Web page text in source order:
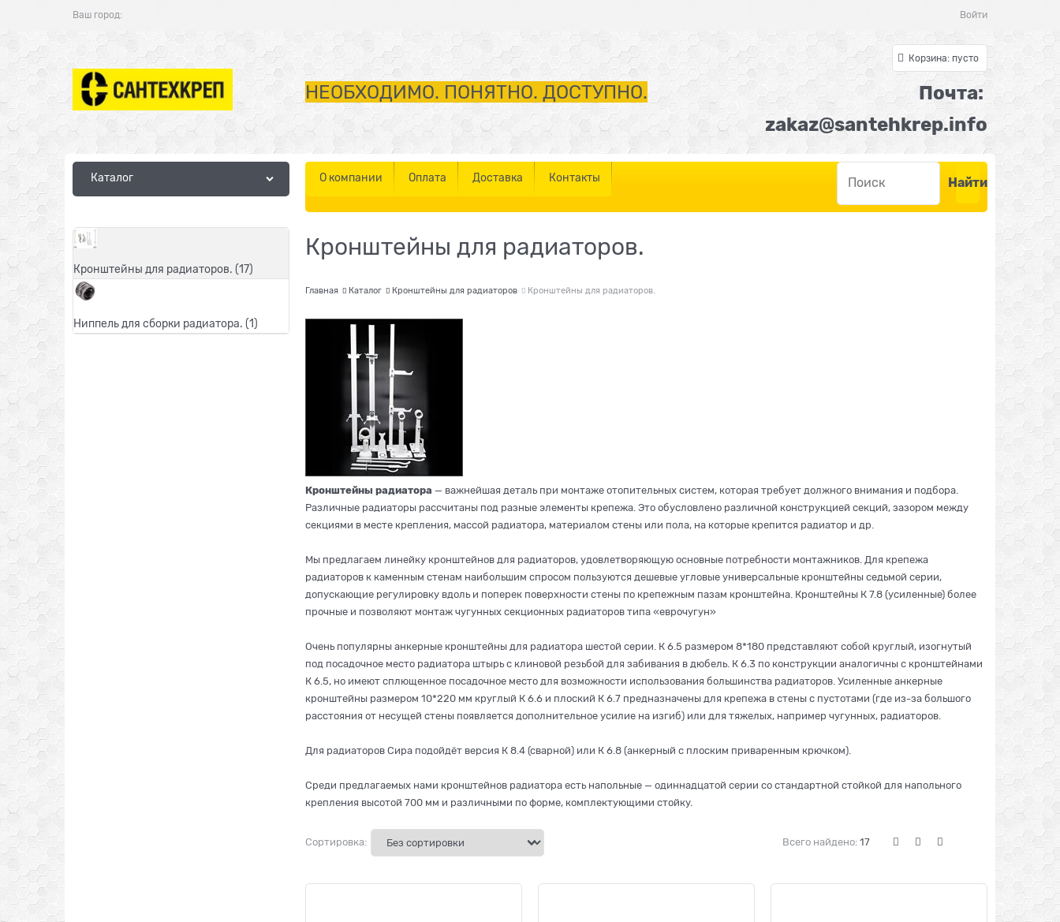
Ваш город: Войти
НЕОБХОДИМО. ПОНЯТНО. ДОСТУПНО.
Корзина: пусто
Почта:
zakaz@santehkrep.info
Каталог О компании Оплата Доставка Контакты Найти
Кронштейны для радиаторов. (17)
Ниппель для сборки радиатора. (1)
Кронштейны для радиаторов.
Главная Каталог Кронштейны для радиаторов Кронштейны для радиаторов.
Кронштейны радиатора — важнейшая деталь при монтаже отопительных систем, которая требует должного внимания и подбора.
Различные радиаторы рассчитаны под разные элементы крепежа. Это обусловлено различной конструкцией секций, зазором между
секциями в месте крепления, массой радиатора, материалом стены или пола, на которые крепится радиатор и др.
Мы предлагаем линейку кронштейнов для радиаторов, удовлетворяющую основные потребности монтажников. Для крепежа
радиаторов к каменным стенам наибольшим спросом пользуются дешевые угловые универсальные кронштейны седьмой серии,
допускающие регулировку вдоль и поперек поверхности стены по крепежным пазам кронштейна. Кронштейны К 7.8 (усиленные) более
прочные и позволяют монтаж чугунных секционных радиаторов типа «еврочугун»
Очень популярны анкерные кронштейны для радиатора шестой серии. К 6.5 размером 8*180 представляют собой круглый, изогнутый
под посадочное место радиатора штырь с клиновой резьбой для забивания в дюбель. К 6.3 по конструкции аналогичны с кронштейнами
К 6.5, но имеют сплющенное посадочное место для возможности использования большинства радиаторов. Усиленные анкерные
кронштейны размером 10*220 мм круглый К 6.6 и плоский К 6.7 предназначены для крепежа в стены с пустотами (где из-за большого
расстояния от несущей стены появляется дополнительное усилие на изгиб) или для тяжелых, например чугунных, радиаторов.
Для радиаторов Сира подойдёт версия К 8.4 (сварной) или К 6.8 (анкерный с плоским приваренным крючком).
Среди предлагаемых нами кронштейнов радиатора есть напольные — одиннадцатой серии со стандартной стойкой для напольного
крепления высотой 700 мм и различными по форме, комплектующими стойку.
Сортировка: Всего найдено: 17